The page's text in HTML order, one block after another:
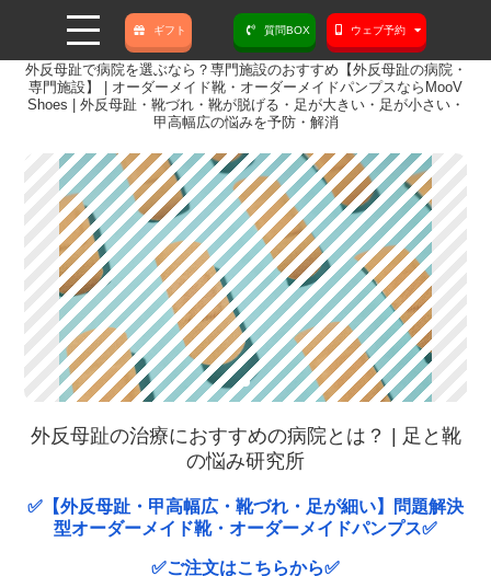
ギフト 質問BOX ウェブ予約
外反母趾で病院を選ぶなら？専門施設のおすすめ【外反母趾の病院・
専門施設】 | オーダーメイド靴・オーダーメイドパンプスならMooV
Shoes | 外反母趾・靴づれ・靴が脱げる・足が大きい・足が小さい・
甲高幅広の悩みを予防・解消
外反母趾の治療におすすめの病院とは？ | 足と靴
の悩み研究所
✅【外反母趾・甲高幅広・靴づれ・足が細い】問題解決
型オーダーメイド靴・オーダーメイドパンプス✅
✅ご注文はこちらから✅